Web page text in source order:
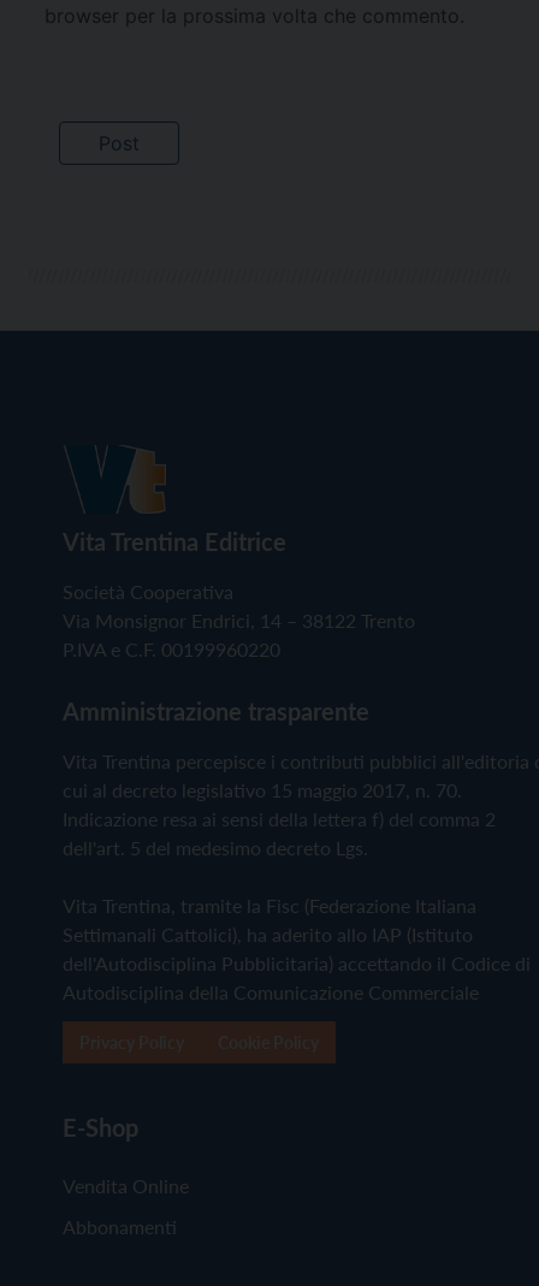
browser per la prossima volta che commento.
Vita Trentina Editrice
Società Cooperativa
Via Monsignor Endrici, 14 – 38122 Trento
P.IVA e C.F. 00199960220
Amministrazione trasparente
Vita Trentina percepisce i contributi pubblici all'editoria
cui al decreto legislativo 15 maggio 2017, n. 70.
Indicazione resa ai sensi della lettera f) del comma 2
dell'art. 5 del medesimo decreto Lgs.
Vita Trentina, tramite la Fisc (Federazione Italiana
Settimanali Cattolici), ha aderito allo IAP (Istituto
dell'Autodisciplina Pubblicitaria) accettando il Codice di
Autodisciplina della Comunicazione Commerciale
E-Shop
Vendita Online
Abbonamenti